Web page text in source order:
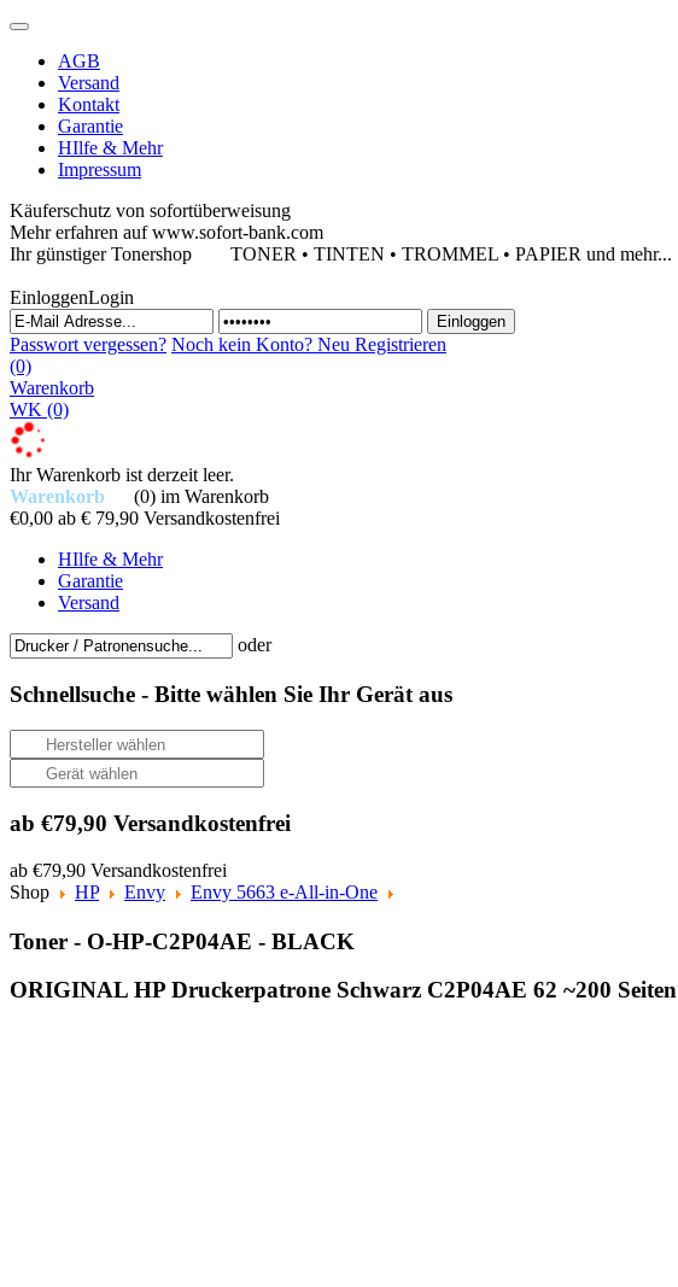
AGB
Versand
Kontakt
Garantie
HIlfe & Mehr
Impressum
Käuferschutz von sofortüberweisung
Mehr erfahren auf www.sofort-bank.com
Ihr günstiger Tonershop TONER • TINTEN • TROMMEL • PAPIER und mehr...
EinloggenLogin
Passwort vergessen? Noch kein Konto? Neu Registrieren
(0)
Warenkorb
WK (0)
Ihr Warenkorb ist derzeit leer.
Warenkorb
(0) im Warenkorb
€0,00 ab € 79,90 Versandkostenfrei
HIlfe & Mehr
Garantie
Versand
oder
Schnellsuche - Bitte wählen Sie Ihr Gerät aus
ab €79,90 Versandkostenfrei
ab €79,90 Versandkostenfrei
Shop
HP Envy Envy 5663 e-All-in-One
Toner - O-HP-C2P04AE - BLACK
ORIGINAL HP Druckerpatrone Schwarz C2P04AE 62 ~200 Seiten